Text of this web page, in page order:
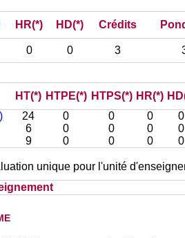
HR(*) HD(*) Crédits
0 0 3
HT(*) HTPE(*) HTPS(*) HR(*)
24 0 0 0 0
6 0 0 0 0
9 0 0 0 0
unique pour l'unité